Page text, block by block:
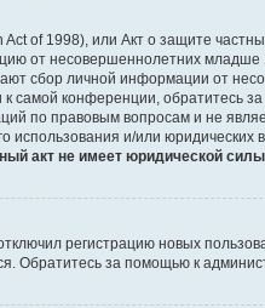
Act of 1998), или Акт о защите
от несовершеннолетних
сбор личной информации от
самой конференции, обратитесь
по правовым вопросам и не
использования и/или юридических
акт не имеет юридической
регистрацию новых
Обратитесь за помощью к